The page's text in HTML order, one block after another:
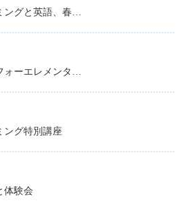
ングと英語、春…
ォーエレメンタ…
ング特別講座
体験会